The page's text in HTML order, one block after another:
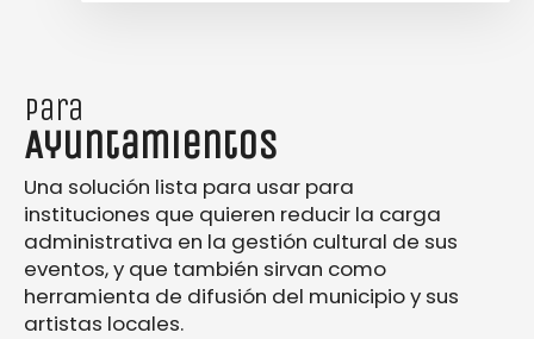
para
Ayuntamientos
Una solución lista para usar para
instituciones que quieren reducir la carga
administrativa en la gestión cultural de sus
eventos, y que también sirvan como
herramienta de difusión del municipio y sus
artistas locales.